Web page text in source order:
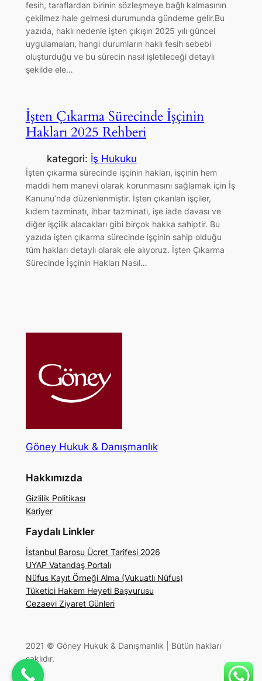
fesih, taraflardan birinin sözleşmeye bağlı kalmasının
çekilmez hale gelmesi durumunda gündeme gelir.Bu
yazıda, haklı nedenle işten çıkışın 2025 yılı güncel
uygulamaları, hangi durumların haklı fesih sebebi
oluşturduğu ve bu sürecin nasıl işletileceği detaylı
şekilde ele…
İşten Çıkarma Sürecinde İşçinin
Hakları 2025 Rehberi
kategori: İş Hukuku
İşten çıkarma sürecinde işçinin hakları, işçinin hem
maddi hem manevi olarak korunmasını sağlamak için İş
Kanunu’nda düzenlenmiştir. İşten çıkarılan işçiler,
kıdem tazminatı, ihbar tazminatı, işe iade davası ve
diğer işçilik alacakları gibi birçok hakka sahiptir. Bu
yazıda işten çıkarma sürecinde işçinin sahip olduğu
tüm hakları detaylı olarak ele alıyoruz. İşten Çıkarma
Sürecinde İşçinin Hakları Nasıl…
Göney Hukuk & Danışmanlık
Hakkımızda
Gizlilik Politikası
Kariyer
Faydalı Linkler
İstanbul Barosu Ücret Tarifesi 2026
UYAP Vatandaş Portalı
Nüfus Kayıt Örneği Alma (Vukuatlı Nüfus)
Tüketici Hakem Heyeti Başvurusu
Cezaevi Ziyaret Günleri
2021 © Göney Hukuk & Danışmanlık | Bütün hakları
saklıdır.